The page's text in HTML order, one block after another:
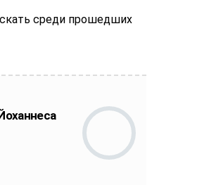
среди прошедших